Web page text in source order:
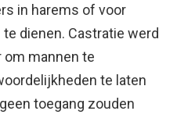
in harems of voor
dienen. Castratie werd
om mannen te
te laten
toegang zouden